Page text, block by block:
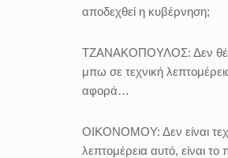
αποδεχθεί η κυβέρνηση;
ΤΖΑΝΑΚΟΠΟΥΛΟΣ: Δεν
μπω σε τεχνική
αφορά…
ΟΙΚΟΝΟΜΟΥ: Δεν είναι
λεπτομέρεια αυτό, είναι το